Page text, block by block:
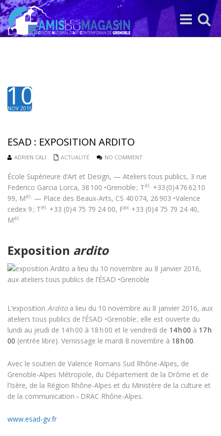
Toggle
search
Toggle
navigation
10
NOV 2015
ESAD : EXPOSITION ARDITO
ADRIEN CALI ACTUALITÉ NO COMMENT
École Supérieure d’Art et Design, — Ateliers tous publics, 3 rue
Federico Garcia Lorca, 38 100 •Grenoble ; Tél.
+33 (0)​​4 76 62 10
99, Mél. — Place des Beaux-Arts, CS 40 074, 26 903 •Valence
cedex 9; Tél. +33 (0)4 75 79 24 00, Fax +33 (0)4 75 79 24 40,
Mél.
Exposition ardito
L’exposition Ardito a lieu du 10 novembre au 8 janvier 2016, aux
ateliers tous publics de l’ÉSAD •Grenoble; elle est ouverte du
lundi au jeudi de 14 h 00 à 18 h 00 et le vendredi de 14 h 00 à 17 h
00 (entrée libre). Vernissage le mardi 8 novembre à 18 h 00.
Avec le soutien de Valence Romans Sud Rhône-Alpes, de
Grenoble-Alpes Métropole, du Département de la Drôme et de
l’Isère, de la Région Rhône-Alpes et du Ministère de la culture et
de la communication – DRAC Rhône-Alpes.
www.esad-gv.fr